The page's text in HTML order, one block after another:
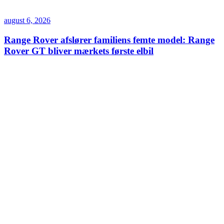
august 6, 2026
Range Rover afslører familiens femte model: Range
Rover GT bliver mærkets første elbil